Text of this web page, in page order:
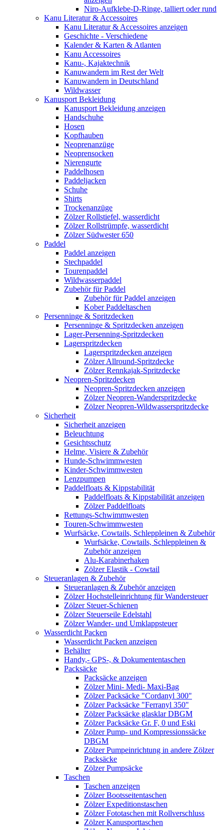
Niro-Aufklebe-D-Ringe, talliert oder rund
Kanu Literatur & Accessoires
Kanu Literatur & Accessoires anzeigen
Geschichte - Verschiedene
Kalender & Karten & Atlanten
Kanu Accessoires
Kanu-, Kajaktechnik
Kanuwandern im Rest der Welt
Kanuwandern in Deutschland
Wildwasser
Kanusport Bekleidung
Kanusport Bekleidung anzeigen
Handschuhe
Hosen
Kopfhauben
Neoprenanzüge
Neoprensocken
Nierengurte
Paddelhosen
Paddeljacken
Schuhe
Shirts
Trockenanzüge
Zölzer Rollstiefel, wasserdicht
Zölzer Rollstrümpfe, wasserdicht
Zölzer Südwester 650
Paddel
Paddel anzeigen
Stechpaddel
Tourenpaddel
Wildwasserpaddel
Zubehör für Paddel
Zubehör für Paddel anzeigen
Kober Paddeltaschen
Persenninge & Spritzdecken
Persenninge & Spritzdecken anzeigen
Lager-Persenning-Spritzdecken
Lagerspritzdecken
Lagerspritzdecken anzeigen
Zölzer Allround-Spritzdecke
Zölzer Rennkajak-Spritzdecke
Neopren-Spritzdecken
Neopren-Spritzdecken anzeigen
Zölzer Neopren-Wanderspritzdecke
Zölzer Neopren-Wildwasserspritzdecke
Sicherheit
Sicherheit anzeigen
Beleuchtung
Gesichtsschutz
Helme, Visiere & Zubehör
Hunde-Schwimmwesten
Kinder-Schwimmwesten
Lenzpumpen
Paddelfloats & Kippstabilität
Paddelfloats & Kippstabilität anzeigen
Zölzer Paddelfloats
Rettungs-Schwimmwesten
Touren-Schwimmwesten
Wurfsäcke, Cowtails, Schleppleinen & Zubehör
Wurfsäcke, Cowtails, Schleppleinen &
Zubehör anzeigen
Alu-Karabinerhaken
Zölzer Elastik - Cowtail
Steueranlagen & Zubehör
Steueranlagen & Zubehör anzeigen
Zölzer Hochstelleinrichtung für Wandersteuer
Zölzer Steuer-Schienen
Zölzer Steuerseile Edelstahl
Zölzer Wander- und Umklappsteuer
Wasserdicht Packen
Wasserdicht Packen anzeigen
Behälter
Handy,- GPS-, & Dokumententaschen
Packsäcke
Packsäcke anzeigen
Zölzer Mini- Medi- Maxi-Bag
Zölzer Packsäcke "Cordanyl 300"
Zölzer Packsäcke "Ferranyl 350"
Zölzer Packsäcke glasklar DBGM
Zölzer Packsäcke Gr. F, 0 und Eski
Zölzer Pump- und Kompressionssäcke
DBGM
Zölzer Pumpeinrichtung in andere Zölzer
Packsäcke
Zölzer Pumpsäcke
Taschen
Taschen anzeigen
Zölzer Bootsseitentaschen
Zölzer Expeditionstaschen
Zölzer Fototaschen mit Rollverschluss
Zölzer Kanusporttaschen